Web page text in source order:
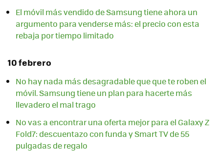
El móvil más vendido de Samsung tiene ahora un
argumento para venderse más: el precio con esta
rebaja por tiempo limitado
10 febrero
No hay nada más desagradable que que te roben el
móvil. Samsung tiene un plan para hacerte más
llevadero el mal trago
No vas a encontrar una oferta mejor para el Galaxy Z
Fold7: descuentazo con funda y Smart TV de 55
pulgadas de regalo